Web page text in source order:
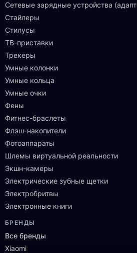
Сетевые зарядные устройства
Стайлеры
Стилусы
ТВ-приставки
Трекеры
Умные колонки
Умные кольца
Умные очки
Фены
Фитнес-браслеты
Флэш-накопители
Фотоаппараты
Шлемы виртуальной реальности
Экшн-камеры
Электрические зубные щетки
Электробритвы
Электронные книги
БРЕНДЫ
Все бренды
Xiaomi